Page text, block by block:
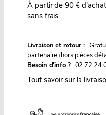
À partir de 90 €
sans frais
Livraison et retour : G
partenaire (hors pièces
Besoin d'info ? 02 72 24
Tout savoir sur la